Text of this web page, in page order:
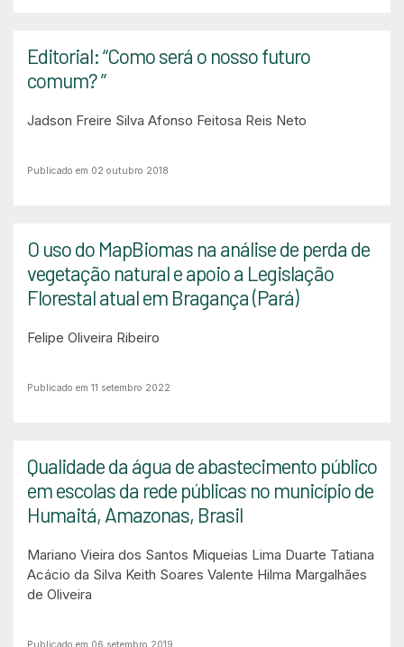
Editorial: “Como será o nosso futuro
comum? ”
Jadson Freire Silva Afonso Feitosa Reis Neto
Publicado em 02 outubro 2018
O uso do MapBiomas na análise de perda de
vegetação natural e apoio a Legislação
Florestal atual em Bragança (Pará)
Felipe Oliveira Ribeiro
Publicado em 11 setembro 2022
Qualidade da água de abastecimento público
em escolas da rede públicas no município de
Humaitá, Amazonas, Brasil
Mariano Vieira dos Santos Miqueias Lima Duarte Tatiana
Acácio da Silva Keith Soares Valente Hilma Margalhães
de Oliveira
Publicado em 06 setembro 2019